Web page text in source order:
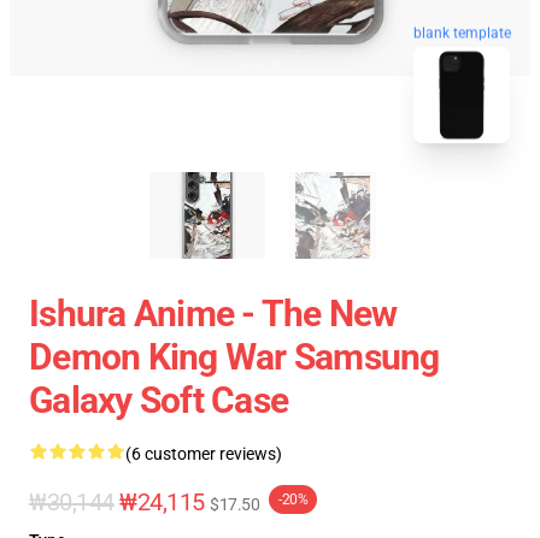
blank template
Ishura Anime - The New
Demon King War Samsung
Galaxy Soft Case
(6 customer reviews)
₩30,144₩24,115 $17.50 -20%